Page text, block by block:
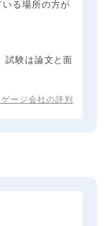
る場所の方が
試験は論文と面
ゲージ会社の評判